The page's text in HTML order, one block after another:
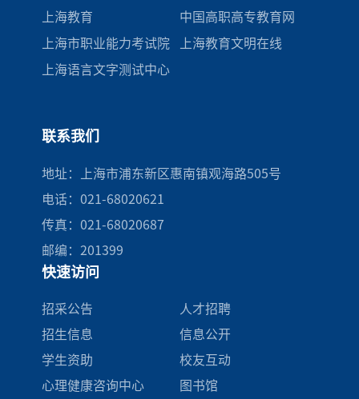
上海教育 中国高职高专教育网
上海市职业能力考试院 上海教育文明在线
上海语言文字测试中心
联系我们
地址：上海市浦东新区惠南镇观海路505号
电话：021-68020621
传真：021-68020687
邮编：201399
快速访问
招采公告
人才招聘
招生信息
信息公开
学生资助
校友互动
心理健康咨询中心
图书馆